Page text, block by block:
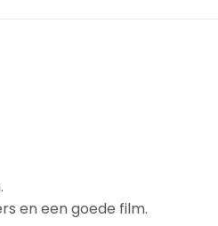
en een goede film.